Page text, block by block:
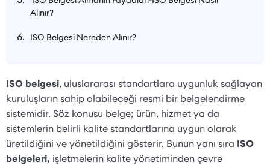
Alınır?
ISO Belgesi Nereden Alınır?
ISO belgesi, uluslararası standartlara uygunluk sağlayan
kuruluşların sahip olabileceği resmi bir belgelendirme
sistemidir. Söz konusu belge; ürün, hizmet ya da
sistemlerin belirli kalite standartlarına uygun olarak
üretildiğini ve yönetildiğini gösterir. Bunun yanı sıra ISO
belgeleri, işletmelerin kalite yönetiminden çevre